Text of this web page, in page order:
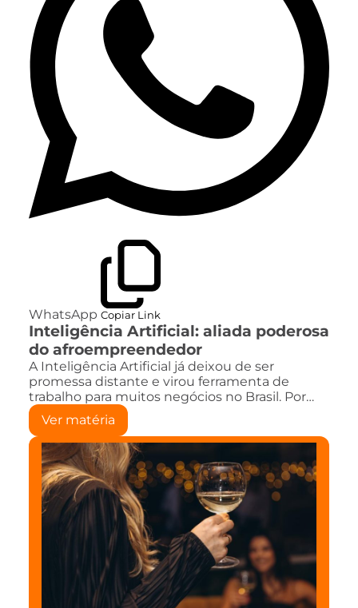
WhatsApp Copiar Link
Inteligência Artificial: aliada poderosa
do afroempreendedor
A Inteligência Artificial já deixou de ser
promessa distante e virou ferramenta de
trabalho para muitos negócios no Brasil. Por…
Ver matéria